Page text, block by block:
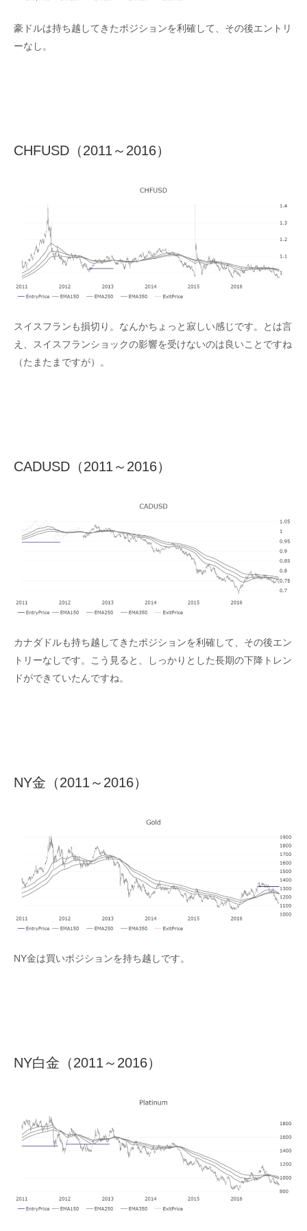
豪ドルは持ち越してきたポジションを利確して、その後エントリ
ーなし。
CHFUSD（2011～2016）
スイスフランも損切り。なんかちょっと寂しい感じです。とは言
え、スイスフランショックの影響を受けないのは良いことですね
（たまたまですが）。
CADUSD（2011～2016）
カナダドルも持ち越してきたポジションを利確して、その後エン
トリーなしです。こう見ると、しっかりとした長期の下降トレン
ドができていたんですね。
NY金（2011～2016）
NY金は買いポジションを持ち越しです。
NY白金（2011～2016）